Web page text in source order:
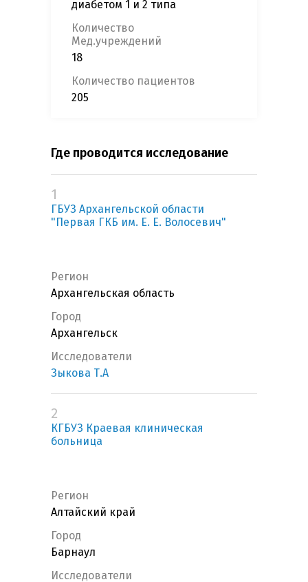
диабетом 1 и 2 типа
Количество
Мед.учреждений
18
Количество пациентов
205
Где проводится исследование
1
ГБУЗ Архангельской области
"Первая ГКБ им. Е. Е. Волосевич"
Регион
Архангельская область
Город
Архангельск
Исследователи
Зыкова Т.А
2
КГБУЗ Краевая клиническая
больница
Регион
Алтайский край
Город
Барнаул
Исследователи